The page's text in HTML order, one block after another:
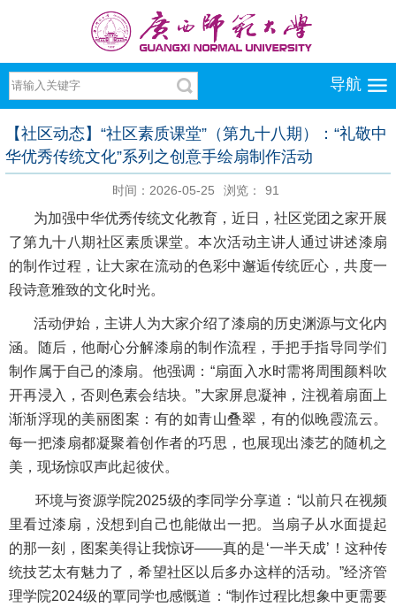
导航
【社区动态】“社区素质课堂”（第九十八期）：“礼敬中
华优秀传统文化”系列之创意手绘扇制作活动
时间：2026-05-25 浏览： 91
为加强中华优秀传统文化教育，近日，社区党团之家开展
了第九十八期社区素质课堂。本次活动主讲人通过讲述漆扇
的制作过程，让大家在流动的色彩中邂逅传统匠心，共度一
段诗意雅致的文化时光。
活动伊始，主讲人为大家介绍了漆扇的历史渊源与文化内
涵。随后，他耐心分解漆扇的制作流程，手把手指导同学们
制作属于自己的漆扇。他强调：“扇面入水时需将周围颜料吹
开再浸入，否则色素会结块。”大家屏息凝神，注视着扇面上
渐渐浮现的美丽图案：有的如青山叠翠，有的似晚霞流云。
每一把漆扇都凝聚着创作者的巧思，也展现出漆艺的随机之
美，现场惊叹声此起彼伏。
环境与资源学院2025级的李同学分享道：“以前只在视频
里看过漆扇，没想到自己也能做出一把。当扇子从水面提起
的那一刻，图案美得让我惊讶——真的是‘一半天成’！这种传
统技艺太有魅力了，希望社区以后多办这样的活动。”经济管
理学院2024级的覃同学也感慨道：“制作过程比想象中更需要